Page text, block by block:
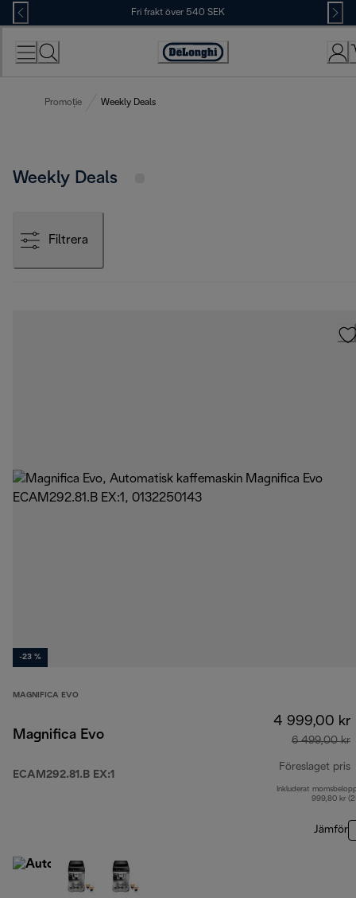
Skip
to
Content
Fri frakt över 540 SEK
Accessibility
Promoție Weekly Deals
Weekly Deals
Filtrera
-23 %
MAGNIFICA EVO
Magnifica Evo
ECAM292.81.B EX:1
4 999,00 kr
6 499,00 kr
Föreslaget pris
Inkluderat
999,80 kr
Jämför